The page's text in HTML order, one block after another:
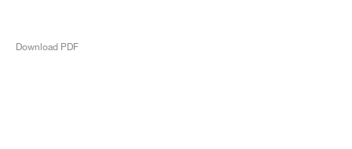
Download PDF